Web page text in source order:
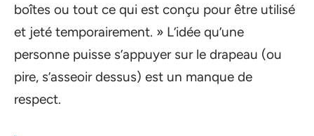
boîtes ou tout ce qui est conçu pour être utilisé
et jeté temporairement. » L’idée qu’une
personne puisse s’appuyer sur le drapeau (ou
pire, s’asseoir dessus) est un manque de
respect.